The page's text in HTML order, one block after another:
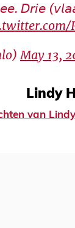
𝘋𝘳𝘪𝘦
May 13,
Lindy
van